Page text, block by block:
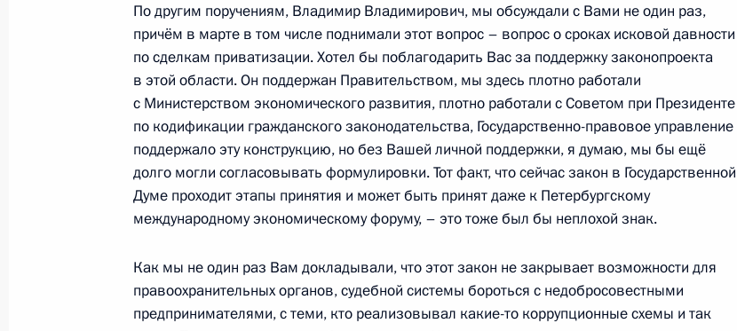
Поздравление мусульманам России с праздником Курбан-
байрам
27 мая 2026 года, 09:00
26 мая, вторник
Россия – Казахстан: союз в сердце Евразии
26 мая 2026 года, 22:00
27–29 мая Владимир Путин посетит Казахстан
с государственным визитом
По другим поручениям, Владимир Владимирович, мы обсуждали с Вами не один раз,
причём в марте в том числе поднимали этот вопрос – вопрос о сроках исковой давности
по сделкам приватизации. Хотел бы поблагодарить Вас за поддержку законопроекта
в этой области. Он поддержан Правительством, мы здесь плотно работали
с Министерством экономического развития, плотно работали с Советом при Президенте
по кодификации гражданского законодательства, Государственно-правовое управление
поддержало эту конструкцию, но без Вашей личной поддержки, я думаю, мы бы ещё
долго могли согласовывать формулировки. Тот факт, что сейчас закон в Государственной
Думе проходит этапы принятия и может быть принят даже к Петербургскому
международному экономическому форуму, – это тоже был бы неплохой знак.
Как мы не один раз Вам докладывали, что этот закон не закрывает возможности для
правоохранительных органов, судебной системы бороться с недобросовестными
предпринимателями, с теми, кто реализовывал какие-то коррупционные схемы и так